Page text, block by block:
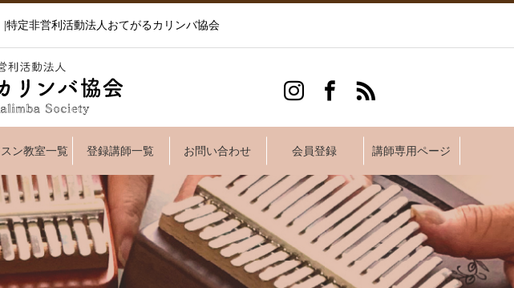
定非営利活動法人おてがるカリンバ協会
ン教室一覧 登録講師一覧 お問い合わせ 会員登録 講師専用ページ